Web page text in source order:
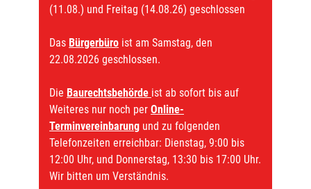
(11.08.) und Freitag (14.08.26) geschlossen
Das Bürgerbüro ist am Samstag, den
22.08.2026 geschlossen.
Die Baurechtsbehörde ist ab sofort bis auf
Weiteres nur noch per Online-
Terminvereinbarung und zu folgenden
Telefonzeiten erreichbar: Dienstag, 9:00 bis
12:00 Uhr, und Donnerstag, 13:30 bis 17:00 Uhr.
Wir bitten um Verständnis.